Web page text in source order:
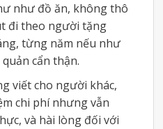
như đồ ăn, không thô
đi theo người tặng
từng năm nếu như
cẩn thận.
viết cho người khác,
chi phí nhưng vẫn
và hài lòng đối với